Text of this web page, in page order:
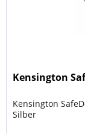
Kensington
Kensington
Silber